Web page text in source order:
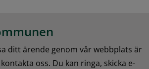
ditt ärende genom vår webbplats är
oss. Du kan ringa, skicka e-